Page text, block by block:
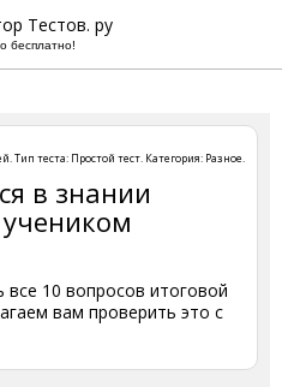
Тестов. ру
бесплатно!
. Тип теста: Простой тест. Категория: Разное.
в знании
учеником
10 вопросов итоговой
вам проверить это с